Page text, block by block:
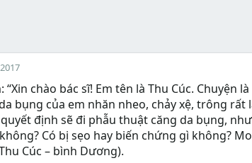
“Xin chào bác sĩ! Em tên là Thu Cúc. Chuyện
bụng của em nhăn nheo, chảy xệ, trông rất
định sẽ đi phẫu thuật căng da bụng,
Có bị sẹo hay biến chứng gì không?
Cúc – bình Dương).